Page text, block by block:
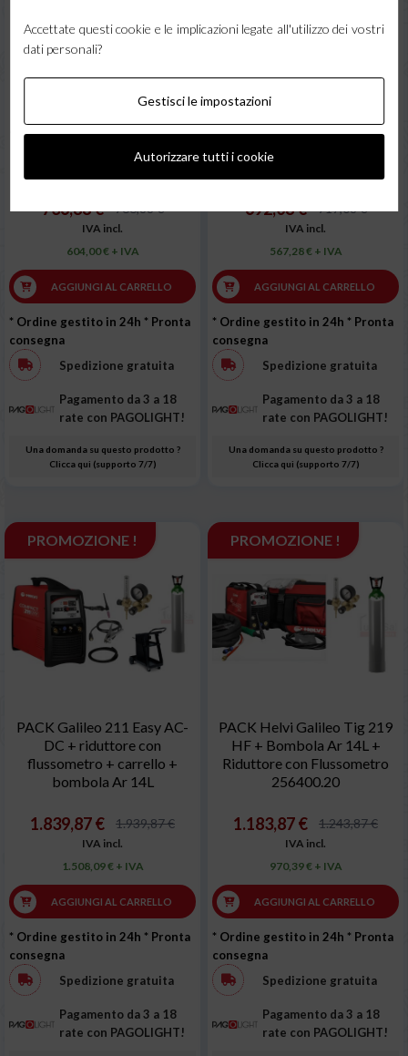
carrello + Grembiule GOLD +
Guanti saldatore
736,88 € 766,88 €
IVA incl.
604,00 € + IVA
AGGIUNGI AL CARRELLO
* Ordine gestito in 24h * Pronta
consegna
Spedizione gratuita
Pagamento da 3 a 18
rate con PAGOLIGHT!
Una domanda su questo prodotto ?
Clicca qui (supporto 7/7)
Maschera Helvi SKY 2.0 +
Grembiule GOLD + Guanti
692,08 € 717,08 €
IVA incl.
567,28 € + IVA
AGGIUNGI AL CARRELLO
* Ordine gestito in 24h * Pronta
consegna
Spedizione gratuita
Pagamento da 3 a 18
rate con PAGOLIGHT!
Una domanda su questo prodotto ?
Clicca qui (supporto 7/7)
PROMOZIONE !
PACK Galileo 211 Easy AC-
DC + riduttore con
flussometro + carrello +
bombola Ar 14L
1.839,87 € 1.939,87 €
IVA incl.
1.508,09 € + IVA
AGGIUNGI AL CARRELLO
* Ordine gestito in 24h * Pronta
consegna
Spedizione gratuita
Pagamento da 3 a 18
rate con PAGOLIGHT!
PROMOZIONE !
PACK Helvi Galileo Tig 219
HF + Bombola Ar 14L +
Riduttore con Flussometro
256400.20
1.183,87 € 1.243,87 €
IVA incl.
970,39 € + IVA
AGGIUNGI AL CARRELLO
* Ordine gestito in 24h * Pronta
consegna
Spedizione gratuita
Pagamento da 3 a 18
rate con PAGOLIGHT!
Accettate questi cookie e le implicazioni legate all'utilizzo dei vostri
dati personali?
Gestisci le impostazioni
Autorizzare tutti i cookie